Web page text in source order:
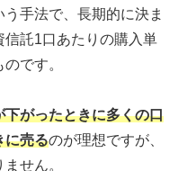
う手法で、長期的に決ま
信託1口あたりの購入単
です。
下がったときに多くの口
に売るのが理想ですが、
せん。